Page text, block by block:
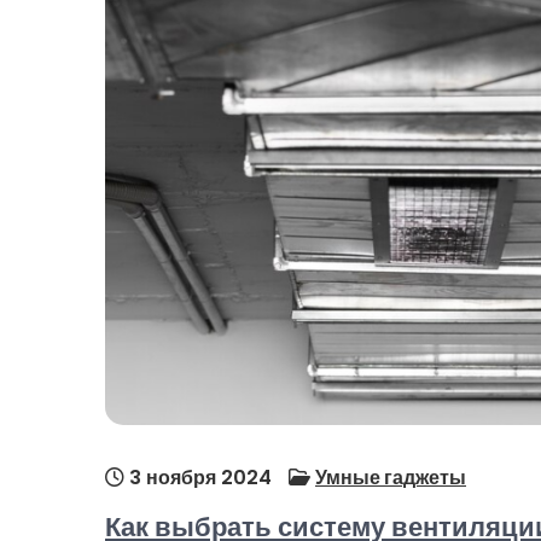
3 ноября 2024 Умные гаджеты
Как выбрать систему